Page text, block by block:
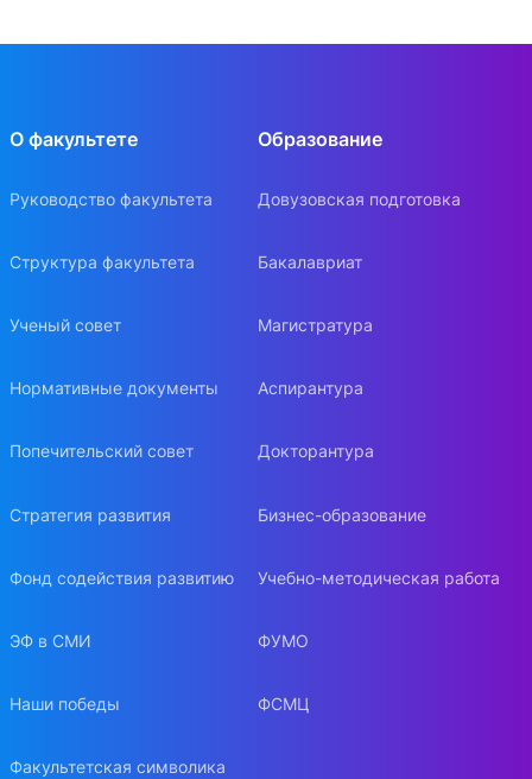
О факультете
Руководство факультета
Структура факультета
Ученый совет
Нормативные документы
Попечительский совет
Стратегия развития
Фонд содействия развитию
ЭФ в СМИ
Наши победы
Факультетская символика
Образование
Довузовская подготовка
Бакалавриат
Магистратура
Аспирантура
Докторантура
Бизнес-образование
Учебно-методическая работа
ФУМО
ФСМЦ